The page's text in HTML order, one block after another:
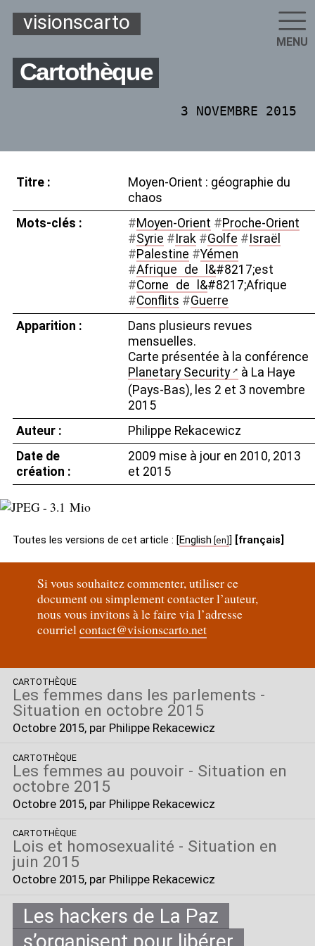
visionscarto
MENU
Cartothèque
3 NOVEMBRE 2015
Titre :
Moyen-Orient : géographie du
chaos
Mots-clés :
#Moyen-Orient #Proche-Orient
#Syrie #Irak #Golfe #Israël
#Palestine #Yémen
#Afrique de l&#8217;est
#Corne de l&#8217;Afrique
#Conflits #Guerre
Apparition :
Dans plusieurs revues
mensuelles.
Carte présentée à la conférence
Planetary Security
à La Haye
(Pays-Bas), les 2 et 3 novembre
2015
Auteur :
Philippe Rekacewicz
Date de
création :
2009 mise à jour en 2010, 2013
et 2015
Toutes les versions de cet article : [English ] [français]
Si vous souhaitez commenter, utiliser ce
document ou simplement contacter l’auteur,
nous vous invitons à le faire via l’adresse
courriel contact@visionscarto.net
CARTOTHÈQUE
Les femmes dans les parlements -
Situation en octobre 2015
Octobre 2015, par Philippe Rekacewicz
CARTOTHÈQUE
Les femmes au pouvoir - Situation en
octobre 2015
Octobre 2015, par Philippe Rekacewicz
CARTOTHÈQUE
Lois et homosexualité - Situation en
juin 2015
Octobre 2015, par Philippe Rekacewicz
Les hackers de La Paz